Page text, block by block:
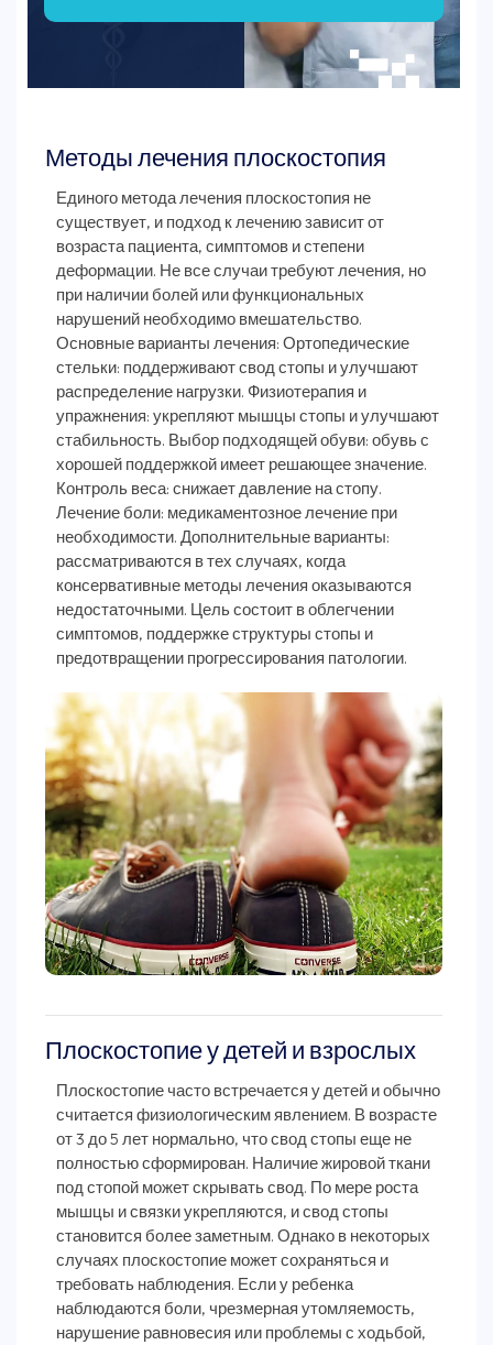
Методы лечения плоскостопия
Единого метода лечения плоскостопия не
существует, и подход к лечению зависит от
возраста пациента, симптомов и степени
деформации. Не все случаи требуют лечения, но
при наличии болей или функциональных
нарушений необходимо вмешательство.
Основные варианты лечения: Ортопедические
стельки: поддерживают свод стопы и улучшают
распределение нагрузки. Физиотерапия и
упражнения: укрепляют мышцы стопы и улучшают
стабильность. Выбор подходящей обуви: обувь с
хорошей поддержкой имеет решающее значение.
Контроль веса: снижает давление на стопу.
Лечение боли: медикаментозное лечение при
необходимости. Дополнительные варианты:
рассматриваются в тех случаях, когда
консервативные методы лечения оказываются
недостаточными. Цель состоит в облегчении
симптомов, поддержке структуры стопы и
предотвращении прогрессирования патологии.
Плоскостопие у детей и взрослых
Плоскостопие часто встречается у детей и обычно
считается физиологическим явлением. В возрасте
от 3 до 5 лет нормально, что свод стопы еще не
полностью сформирован. Наличие жировой ткани
под стопой может скрывать свод. По мере роста
мышцы и связки укрепляются, и свод стопы
становится более заметным. Однако в некоторых
случаях плоскостопие может сохраняться и
требовать наблюдения. Если у ребенка
наблюдаются боли, чрезмерная утомляемость,
нарушение равновесия или проблемы с ходьбой,